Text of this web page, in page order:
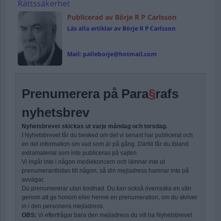
Rättssäkerhet
Publicerad av Börje R P Carlsson
Läs alla artiklar av Börje R P Carlsson
Mail: palleborje@hotmail.com
Prenumerera på Para§rafs
nyhetsbrev
Nyhetsbrevet skickas ut varje måndag och torsdag.
I Nyhetsbrevet får du besked om det vi senast har publicerat och
en del information om vad som är på gång. Därtill får du ibland
extramaterial som inte publiceras på sajten.
Vi ingår inte i någon mediekoncern och lämnar inte ut
prenumerantlistan till någon, så din mejladress hamnar inte på
avvägar.
Du prenumererar utan kostnad. Du kan också överraska en vän
genom att ge honom eller henne en prenumeration, om du skriver
in i den personens mejladress.
OBS: Vi efterfrågar bara den mejladress du vill ha Nyhetsbrevet